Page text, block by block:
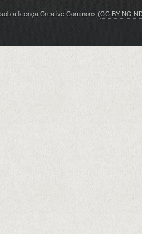
a licença Creative Commons (CC BY-NC-